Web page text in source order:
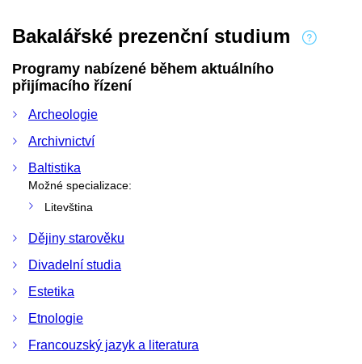
Bakalářské prezenční studium
Programy nabízené během aktuálního
přijímacího řízení
Archeologie
Archivnictví
Baltistika
Možné specializace:
Litevština
Dějiny starověku
Divadelní studia
Estetika
Etnologie
Francouzský jazyk a literatura